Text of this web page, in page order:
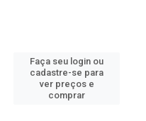
Faça seu login ou
cadastre-se para
ver preços e
comprar